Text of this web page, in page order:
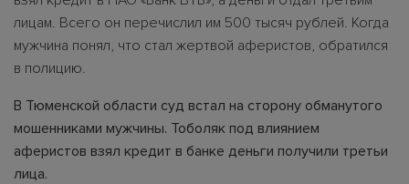
лицам. Всего он перечислил им 500 тысяч рублей. Когда
мужчина понял, что стал жертвой аферистов, обратился
в полицию.
В Тюменской области суд встал на сторону обманутого
мошенниками мужчины. Тоболяк под влиянием
аферистов взял кредит в банке деньги получили третьи
лица.